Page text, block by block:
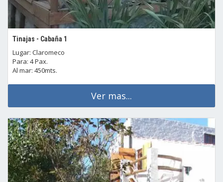
Tinajas - Cabaña 1
Lugar: Claromeco
Para: 4 Pax.
Al mar: 450mts.
Ver mas...